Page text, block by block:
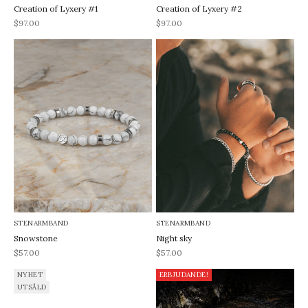
Creation of Lyxery #1
REA-pris
$97.00
Creation of Lyxery #2
REA-pris
$97.00
STENARMBAND
Snowstone
REA-pris
$57.00
STENARMBAND
Night sky
REA-pris
$57.00
NYHET
UTSÅLD
ERBJUDANDE!